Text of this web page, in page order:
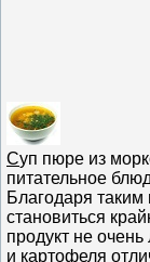
Суп пюре из
питательное
Благодаря таким
становиться
продукт не
и картофеля